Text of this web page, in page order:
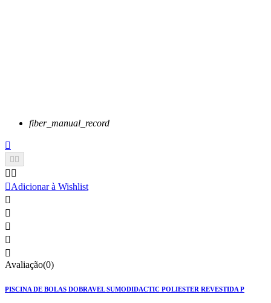
fiber_manual_record

 
 
Adicionar à Wishlist





Avaliação(0)
PISCINA DE BOLAS DOBRAVEL SUMODIDACTIC POLIESTER REVESTIDA P